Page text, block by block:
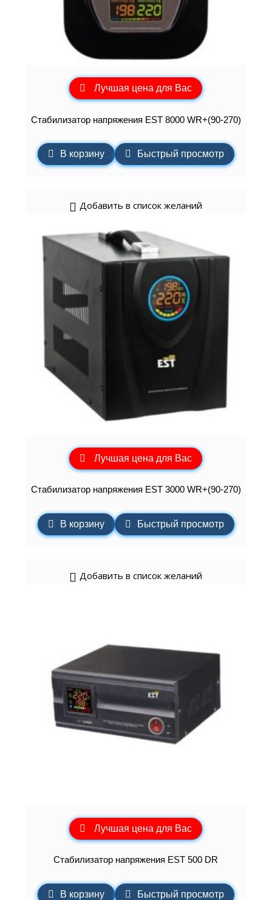
Лучшая цена для Вас
Стабилизатор напряжения EST 8000 WR+(90-270)
В корзину Быстрый просмотр
Добавить в список желаний
Лучшая цена для Вас
Стабилизатор напряжения EST 3000 WR+(90-270)
В корзину Быстрый просмотр
Добавить в список желаний
Лучшая цена для Вас
Стабилизатор напряжения EST 500 DR
В корзину Быстрый просмотр